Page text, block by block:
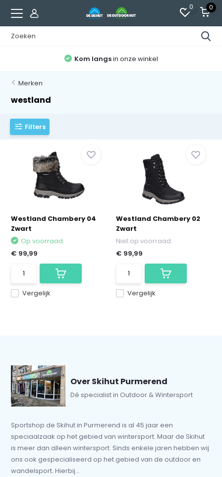
0 0
Kom langsin onze winkel
Merken
westland
Filters
Westland Chambery 04
Zwart
Vergelijk
Op voorraad
€ 99,99
Westland Chambery 02
Zwart
Vergelijk
Niet op voorraad
€ 99,99
Over Skihut Purmerend
Dé specialist in Outdoor & Wintersport
Sportshop de Skihut in Purmerend is al 45 jaar een
speciaalzaak op het gebied van wintersport. Maar de Skihut
is meer dan alleen wintersport. Sinds enkele jaren hebben wij
ons ook gespecialiseerd op het gebied van de outdoor en
wandelsport. Hierbij...